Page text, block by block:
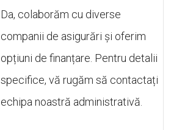
Da, colaborăm cu diverse
companii de asigurări și oferim
opțiuni de finanțare. Pentru detalii
specifice, vă rugăm să contactați
echipa noastră administrativă.